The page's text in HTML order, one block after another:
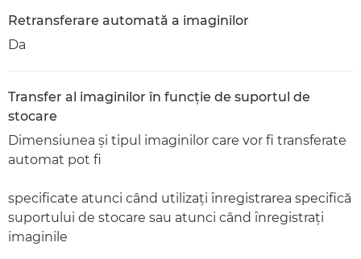
Retransferare automată a imaginilor
Da
Transfer al imaginilor în funcţie de suportul de
stocare
Dimensiunea şi tipul imaginilor care vor fi transferate
automat pot fi
specificate atunci când utilizaţi înregistrarea specifică
suportului de stocare sau atunci când înregistraţi
imaginile